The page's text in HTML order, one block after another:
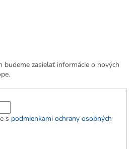
zasielať informácie o nových
s podmienkami ochrany osobných